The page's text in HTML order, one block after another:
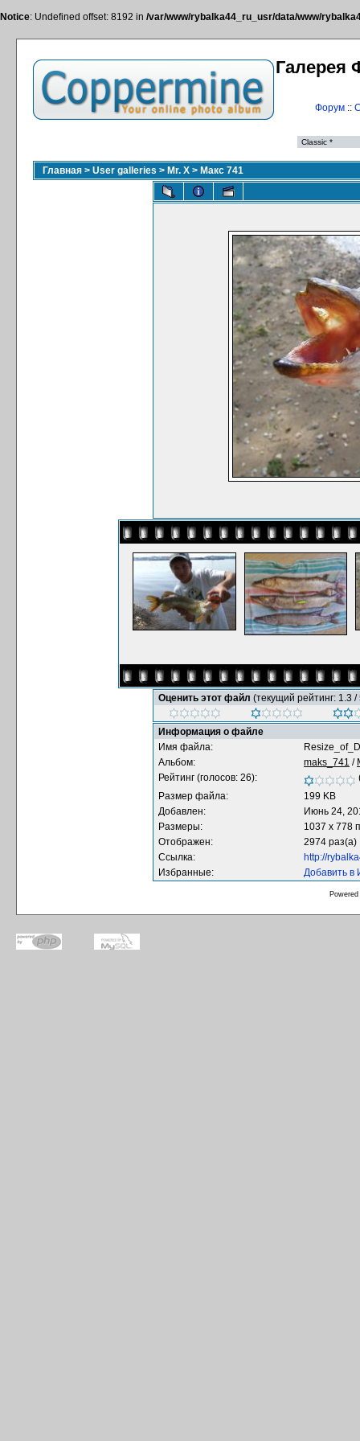
Notice: Undefined offset: 8192 in /var/www/rybalka44_ru_usr/data/www/
Галерея
Форум::
Главная > User galleries > Mr. X > Макс 741
Оценить этот файл (текущий рейтинг: 1.3 /
Информация о файле
Имя файла:
Альбом:
maks_741 /
Рейтинг (голосов: 26):
Размер файла:
199 KB
Добавлен:
Июнь 24,
Размеры:
1037 x 778
Отображен:
2974 раз(а)
Ссылка:
http://
Избранные:
Добавить в